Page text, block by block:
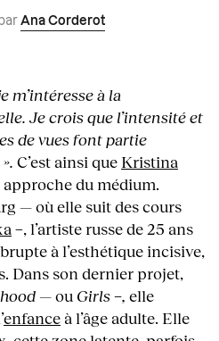
Ana Corderot
m’intéresse à la
Je crois que l’intensité et
de vues font partie
C’est ainsi que Kristina
du médium.
— où elle suit des cours
−, l’artiste russe de 25 ans
à l’esthétique incisive,
Dans son dernier projet,
— ou Girls −, elle
enfance à l’âge adulte. Elle